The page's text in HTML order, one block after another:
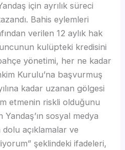
için ayrılık süreci
Bahis eylemleri
verilen 12 aylık hak
kulüpteki kredisini
yönetimi, her ne kadar
Kurulu’na başvurmuş
kadar uzanan gölgesi
etmenin riskli olduğunu
sosyal medya
dolu açıklamalar ve
şeklindeki ifadeleri,